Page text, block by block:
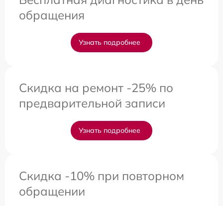
обращения
Узнать подробнее
Скидка на ремонт -25% по
предварительной записи
Узнать подробнее
Скидка -10% при повторном
обращении